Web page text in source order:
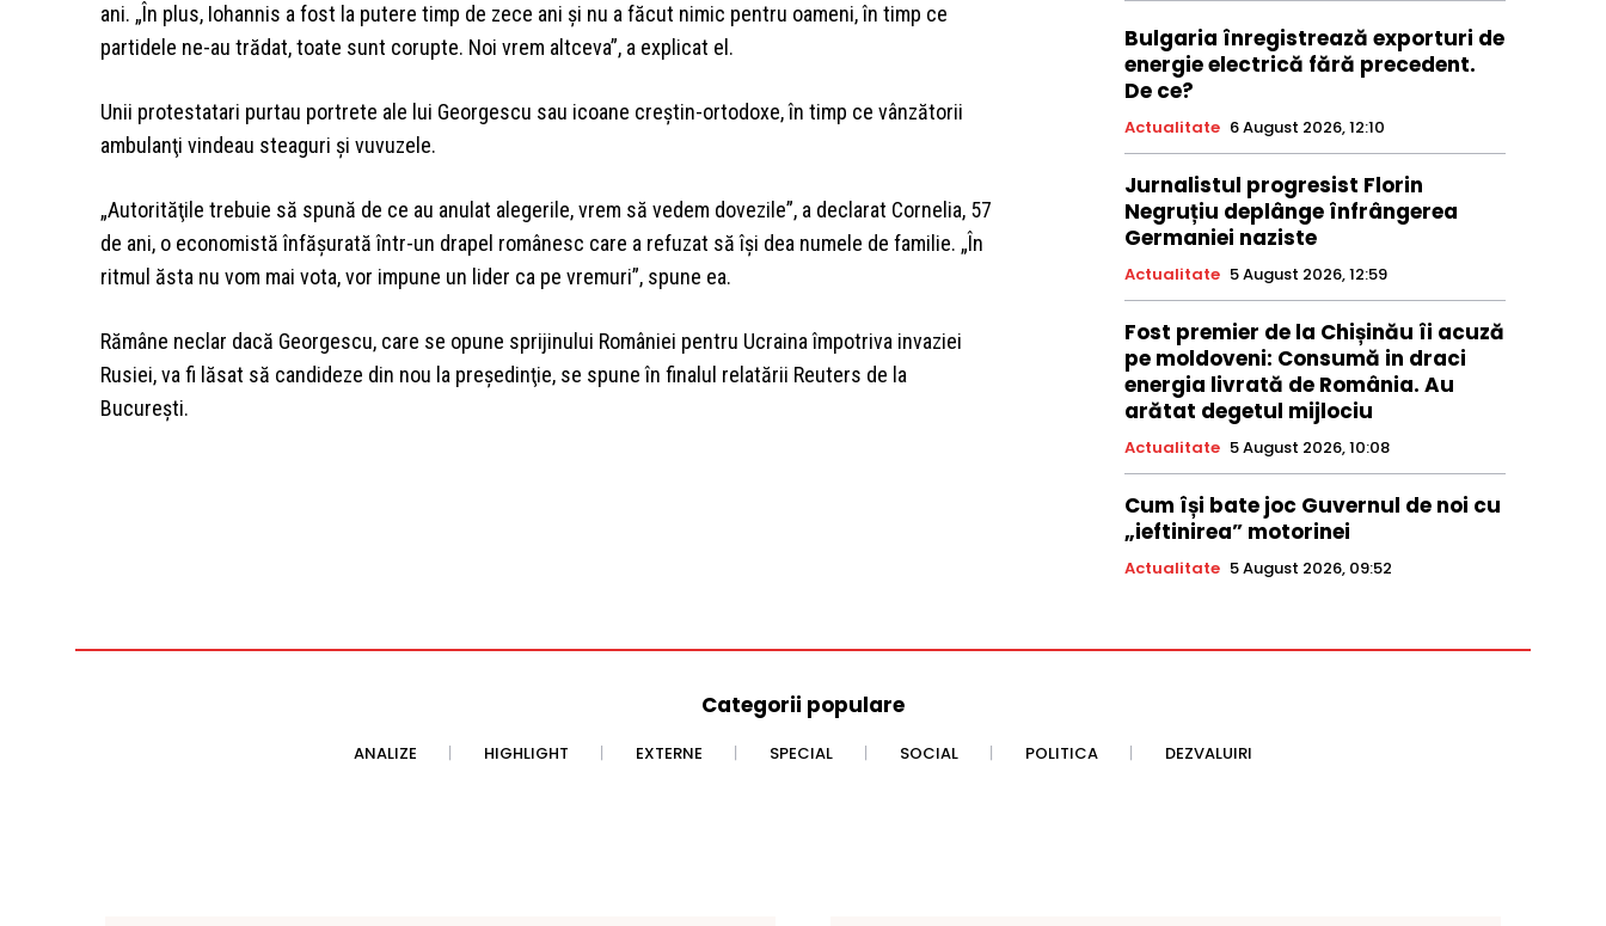
ani. „În plus, Iohannis a fost la putere timp de zece ani şi nu a făcut nimic pentru oameni, în timp ce
partidele ne-au trădat, toate sunt corupte. Noi vrem altceva”, a explicat el.
Unii protestatari purtau portrete ale lui Georgescu sau icoane creştin-ortodoxe, în timp ce vânzătorii
ambulanţi vindeau steaguri şi vuvuzele.
„Autorităţile trebuie să spună de ce au anulat alegerile, vrem să vedem dovezile”, a declarat Cornelia, 57
de ani, o economistă înfăşurată într-un drapel românesc care a refuzat să îşi dea numele de familie. „În
ritmul ăsta nu vom mai vota, vor impune un lider ca pe vremuri”, spune ea.
Rămâne neclar dacă Georgescu, care se opune sprijinului României pentru Ucraina împotriva invaziei
Rusiei, va fi lăsat să candideze din nou la preşedinţie, se spune în finalul relatării Reuters de la
Bucureşti.
Bulgaria înregistrează exporturi de
energie electrică fără precedent.
De ce?
Actualitate 6 August 2026, 12:10
Jurnalistul progresist Florin
Negruțiu deplânge înfrângerea
Germaniei naziste
Actualitate 5 August 2026, 12:59
Fost premier de la Chișinău îi acuză
pe moldoveni: Consumă in draci
energia livrată de România. Au
arătat degetul mijlociu
Actualitate 5 August 2026, 10:08
Cum își bate joc Guvernul de noi cu
„ieftinirea” motorinei
Actualitate 5 August 2026, 09:52
Categorii populare
ANALIZE HIGHLIGHT EXTERNE SPECIAL SOCIAL POLITICA DEZVALUIRI